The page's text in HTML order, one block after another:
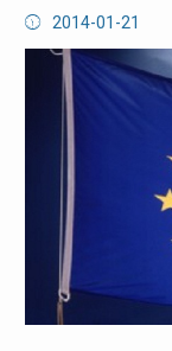
2014-01-21